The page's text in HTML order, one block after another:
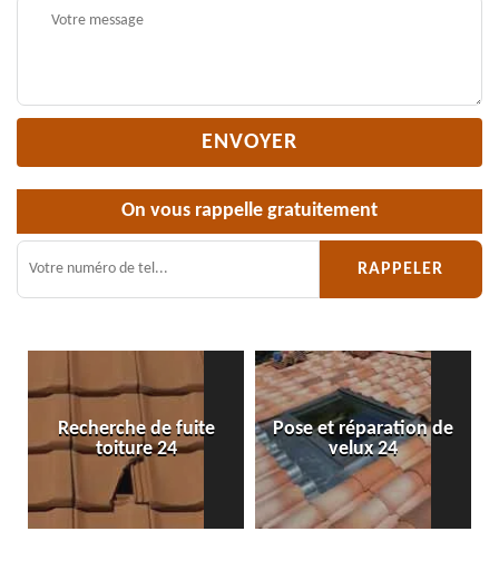
On vous rappelle gratuitement
Recherche de fuite
toiture 24
Pose et réparation de
velux 24